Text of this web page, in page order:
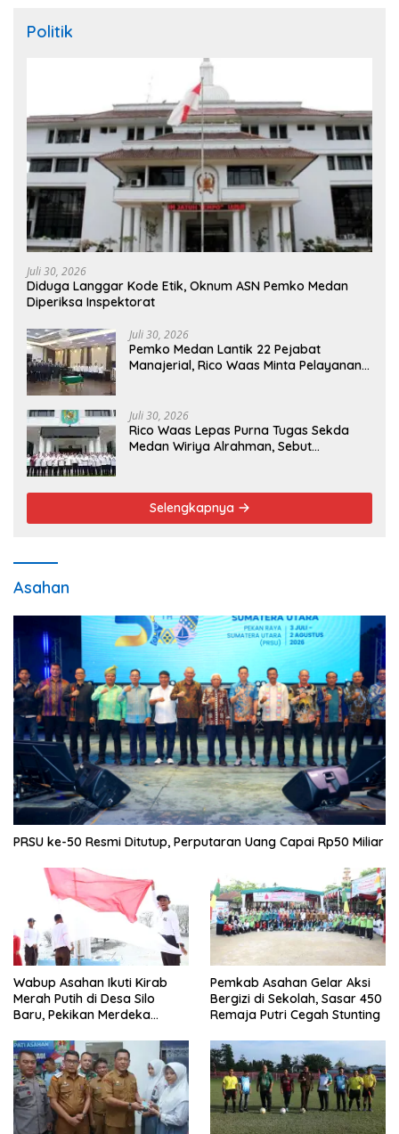
Politik
Juli 30, 2026
Diduga Langgar Kode Etik, Oknum ASN Pemko Medan
Diperiksa Inspektorat
Juli 30, 2026
Pemko Medan Lantik 22 Pejabat
Manajerial, Rico Waas Minta Pelayanan
Juli 30, 2026
Rico Waas Lepas Purna Tugas Sekda
Medan Wiriya Alrahman, Sebut
Selengkapnya
Asahan
PRSU ke-50 Resmi Ditutup, Perputaran Uang Capai Rp50 Miliar
Wabup Asahan Ikuti Kirab
Merah Putih di Desa Silo
Baru, Pekikan Merdeka
Pemkab Asahan Gelar Aksi
Bergizi di Sekolah, Sasar 450
Remaja Putri Cegah Stunting